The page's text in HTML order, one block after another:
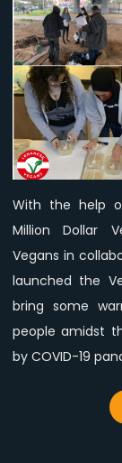
With the help
Million Dollar
Vegans in
launched the
bring some
people amidst
by COVID-19